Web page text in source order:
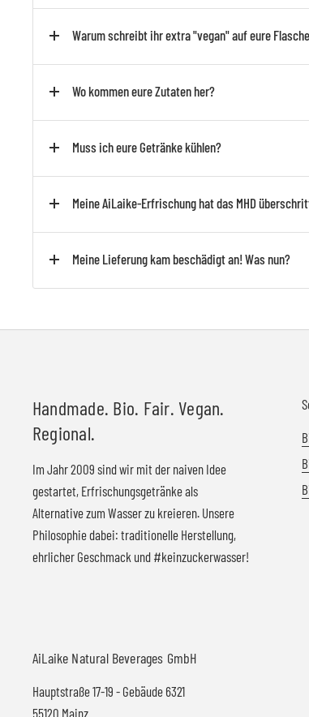
Warum schreibt ihr extra "vegan" auf eure
Wo kommen eure Zutaten her?
Muss ich eure Getränke kühlen?
Meine AiLaike-Erfrischung hat das MHD
Meine Lieferung kam beschädigt an! Was nun?
Handmade. Bio. Fair. Vegan.
Regional.
Im Jahr 2009 sind wir mit der naiven Idee
gestartet, Erfrischungsgetränke als
Alternative zum Wasser zu kreieren. Unsere
Philosophie dabei: traditionelle Herstellung,
ehrlicher Geschmack und #keinzuckerwasser!
AiLaike Natural Beverages GmbH
Hauptstraße 17-19 - Gebäude 6321
55120 Mainz